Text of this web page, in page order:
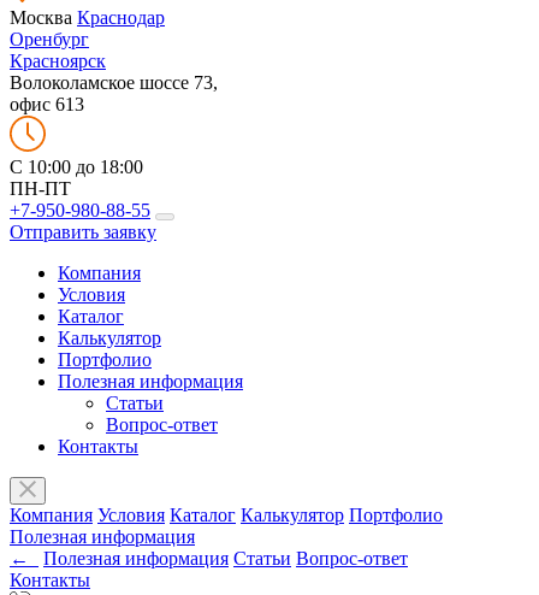
Москва Краснодар
Оренбург
Красноярск
Волоколамское шоссе 73,
офис 613
C 10:00 до 18:00
ПН-ПТ
+7-950-980-88-55
Отправить заявку
Компания
Условия
Каталог
Калькулятор
Портфолио
Полезная информация
Статьи
Вопрос-ответ
Контакты
Компания Условия Каталог Калькулятор Портфолио
Полезная информация
←
Полезная информация Статьи Вопрос-ответ
Контакты